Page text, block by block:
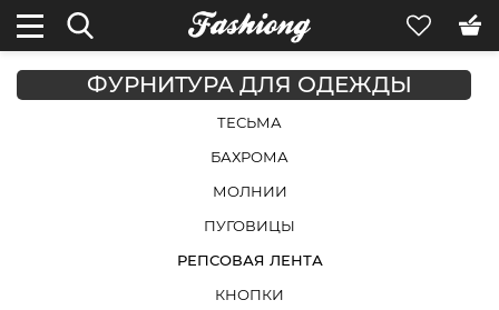
ФУРНИТУРА ДЛЯ ОДЕЖДЫ
ТЕСЬМА
БАХРОМА
МОЛНИИ
ПУГОВИЦЫ
РЕПСОВАЯ ЛЕНТА
КНОПКИ